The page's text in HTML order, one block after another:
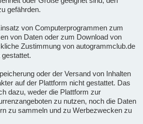
gefährden.
von Computerprogrammen zum
von Daten oder zum Download von
Zustimmung von autogrammclub.de
oder der Versand von Inhalten
auf der Plattform nicht gestattet. Das
dazu, weder die Plattform zur
zu nutzen, noch die Daten
zu sammeln und zu Werbezwecken zu